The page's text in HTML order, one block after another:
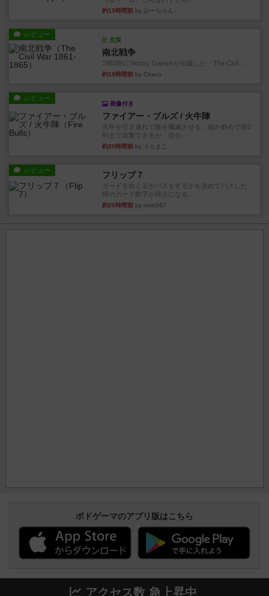
約15時間前 by おーちゃん
レビュー
充実
南北戦争
1983年にVictory Gamesが出版した『The Civil ...
約18時間前 by Chaco
レビュー
画像付き
ファイアー・ブルズ / 火牛陣
火牛を引き連れて敵を殲滅させる。縦か斜めで前2
列まで攻撃できるが、自分...
約20時間前 by うらまこ
レビュー フリップ７
カードをめくるかパスをするかを決めてパスした
時のカード数字が得点になる...
約20時間前 by mob567
ボドゲーマのアプリ版はこちら
アクセス数 急上昇中